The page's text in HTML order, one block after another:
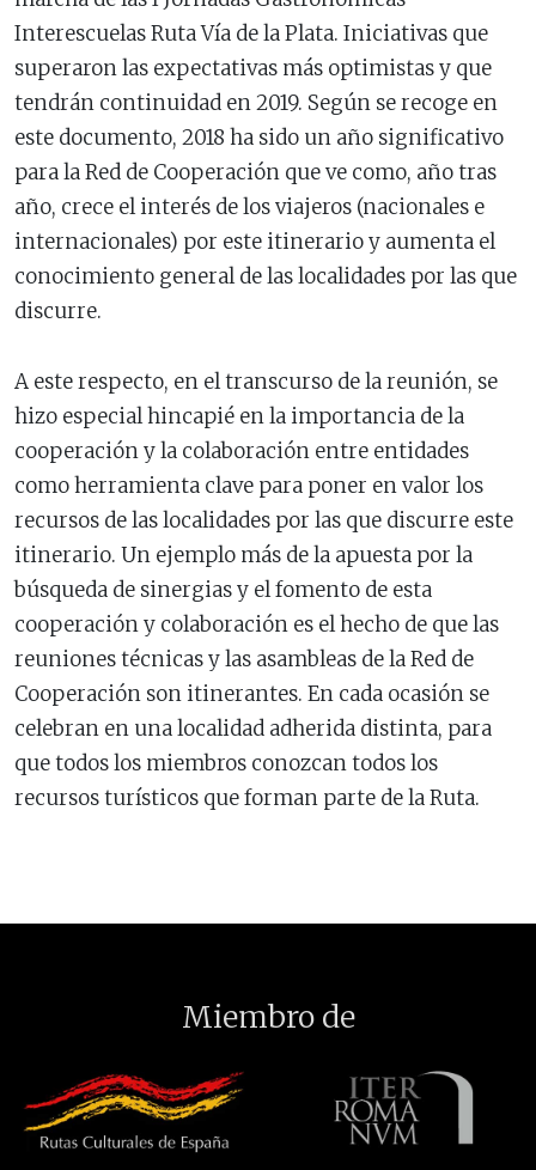
Interescuelas Ruta Vía de la Plata. Iniciativas que
superaron las expectativas más optimistas y que
tendrán continuidad en 2019. Según se recoge en
este documento, 2018 ha sido un año significativo
para la Red de Cooperación que ve como, año tras
año, crece el interés de los viajeros (nacionales e
internacionales) por este itinerario y aumenta el
conocimiento general de las localidades por las que
discurre.
A este respecto, en el transcurso de la reunión, se
hizo especial hincapié en la importancia de la
cooperación y la colaboración entre entidades
como herramienta clave para poner en valor los
recursos de las localidades por las que discurre este
itinerario. Un ejemplo más de la apuesta por la
búsqueda de sinergias y el fomento de esta
cooperación y colaboración es el hecho de que las
reuniones técnicas y las asambleas de la Red de
Cooperación son itinerantes. En cada ocasión se
celebran en una localidad adherida distinta, para
que todos los miembros conozcan todos los
recursos turísticos que forman parte de la Ruta.
Miembro de